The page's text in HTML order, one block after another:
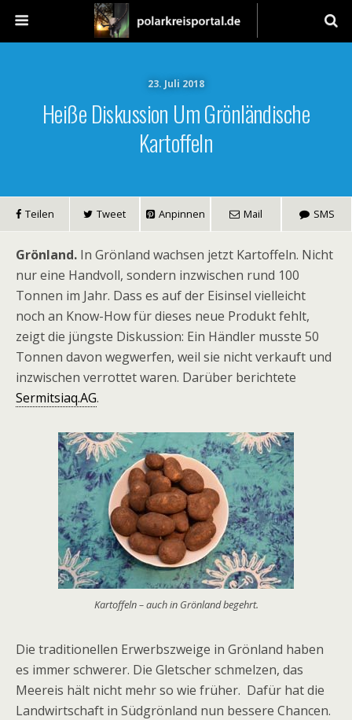
23. Juli 2018
Heiße Diskussion Um Grönländische
Kartoffeln
Teilen Tweet Anpinnen Mail SMS
Grönland. In Grönland wachsen jetzt Kartoffeln. Nicht
nur eine Handvoll, sondern inzwischen rund 100
Tonnen im Jahr. Dass es auf der Eisinsel vielleicht
noch an Know-How für dieses neue Produkt fehlt,
zeigt die jüngste Diskussion: Ein Händler musste 50
Tonnen davon wegwerfen, weil sie nicht verkauft und
inzwischen verrottet waren. Darüber berichtete
Sermitsiaq.AG.
Kartoffeln – auch in Grönland begehrt.
Die traditionellen Erwerbszweige in Grönland haben
es immer schwerer. Die Gletscher schmelzen, das
Meereis hält nicht mehr so wie früher. Dafür hat die
Landwirtschaft in Südgrönland nun bessere Chancen.